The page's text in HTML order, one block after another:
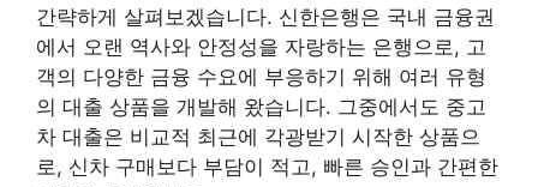
간략하게 살펴보겠습니다. 신한은행은 국내 금융권
에서 오랜 역사와 안정성을 자랑하는 은행으로, 고
객의 다양한 금융 수요에 부응하기 위해 여러 유형
의 대출 상품을 개발해 왔습니다. 그중에서도 중고
차 대출은 비교적 최근에 각광받기 시작한 상품으
로, 신차 구매보다 부담이 적고, 빠른 승인과 간편한